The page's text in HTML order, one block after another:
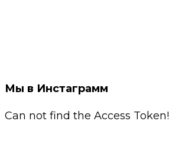
Мы в Инстаграмм
Can not find the Access Token!